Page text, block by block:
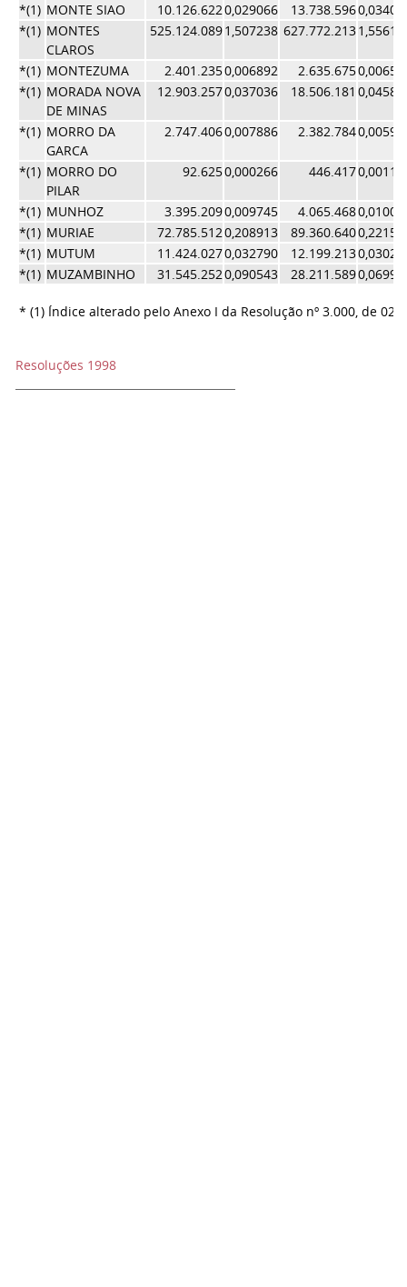
*(1) MONTE SIAO 10.126.6220,029066 13.738.596
*(1) MONTES
CLAROS
525.124.0891,507238 627.772.213
*(1) MONTEZUMA 2.401.2350,006892 2.635.675
*(1) MORADA NOVA
DE MINAS
12.903.2570,037036 18.506.181
*(1) MORRO DA
GARCA
2.747.4060,007886 2.382.784
*(1) MORRO DO
PILAR
92.6250,000266 446.417
*(1) MUNHOZ 3.395.2090,009745 4.065.468
*(1) MURIAE 72.785.5120,208913 89.360.640
*(1) MUTUM 11.424.0270,032790 12.199.213
*(1) MUZAMBINHO 31.545.2520,090543 28.211.589
* (1) Índice alterado pelo Anexo I da Resolução nº 3.000, de 02/
Resoluções 1998